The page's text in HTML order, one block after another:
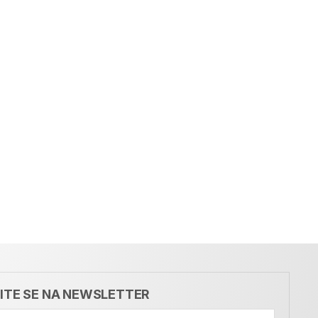
SE NA NEWSLETTER